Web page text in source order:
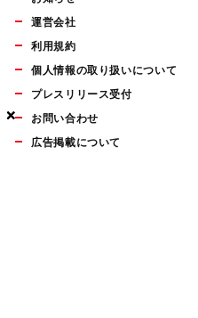
×
×
×
運営会社
利用規約
個人情報の取り扱いについて
プレスリリース受付
お問い合わせ
広告掲載について